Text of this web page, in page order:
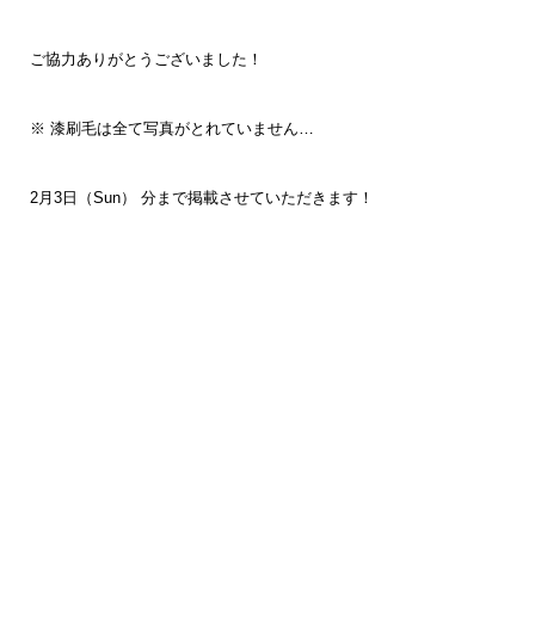
ご協力ありがとうございました！
※ 漆刷毛は全て写真がとれていません…
2月3日（Sun） 分まで掲載させていただきます！